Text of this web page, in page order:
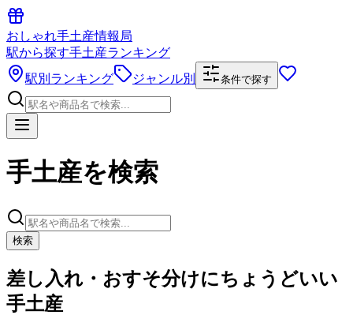
おしゃれ手土産情報局
駅から探す手土産ランキング
駅別ランキング
ジャンル別 条件で探す
手土産を検索
検索
差し入れ・おすそ分けにちょうどいい
手土産